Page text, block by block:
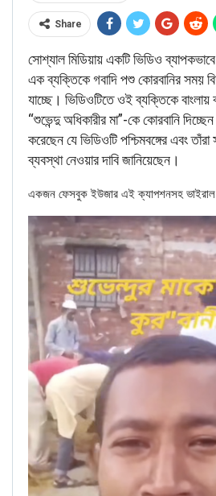
FACT CHECK
When NewsMobile fact-checked
Rubbishing the claim, Aazad
पोस्ट पढ़ी है मेरी तो हंसी नही रुक रही है। वैसे
(Translation -I have not stopped
read the post. Well, Naseemuddin
जबसे ये पोस्ट पढ़ी है मेरी तो
वैसे नसीमुद्दीन नाम बुरा नही
https://t.co/
— Chandra
(@BhimArmyChief)
Share
সোশ্যাল মিডিয়ায় একটি ভিডিও
এক ব্যক্তিকে গবাদি পশু কোরবানির সময়
যাচ্ছে। ভিডিওটিতে ওই ব্যক্তিকে বাংলায়
“শুভেন্দু অধিকারীর মা”-কে কোরবানি
করেছেন যে ভিডিওটি পশ্চিমবঙ্গের এবং
ব্যবস্থা নেওয়ার দাবি জানিয়েছেন।
একজন ফেসবুক ইউজার এই ক্যাপশনসহ ভাইরাল